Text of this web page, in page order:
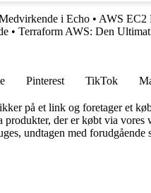
i Echo • AWS EC2
• Terraform AWS: Den
Pinterest TikTok
på et link og foretager et
der er købt via
undtagen med